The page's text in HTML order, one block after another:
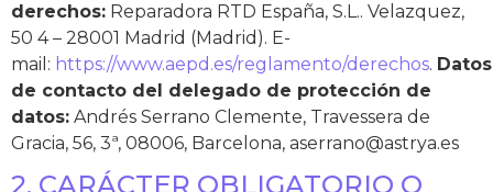
derechos: Reparadora RTD España, S.L.. Velazquez,
50 4 – 28001 Madrid (Madrid). E-
mail: https://www.aepd.es/reglamento/derechos. Datos
de contacto del delegado de protección de
datos: Andrés Serrano Clemente, Travessera de
Gracia, 56, 3ª, 08006, Barcelona, aserrano@astrya.es
2. CARÁCTER OBLIGATORIO O